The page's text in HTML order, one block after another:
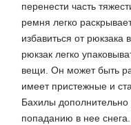
перенести часть
ремня легко
избавиться от рюкзака
рюкзак легко
вещи. Он может быть
имеет пристежные и
Бахилы дополнительно
попаданию в нее снега.